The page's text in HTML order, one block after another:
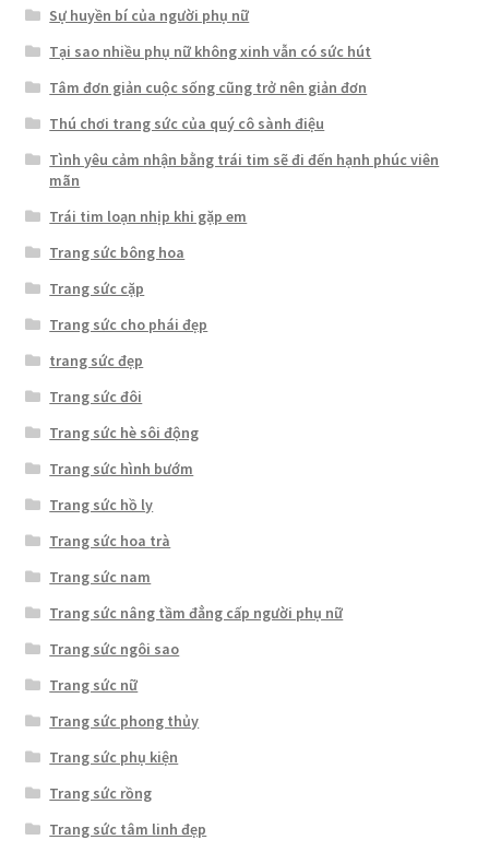
Sự huyền bí của người phụ nữ
Tại sao nhiều phụ nữ không xinh vẫn có sức hút
Tâm đơn giản cuộc sống cũng trở nên giản đơn
Thú chơi trang sức của quý cô sành điệu
Tình yêu cảm nhận bằng trái tim sẽ đi đến hạnh phúc viên
mãn
Trái tim loạn nhịp khi gặp em
Trang sức bông hoa
Trang sức cặp
Trang sức cho phái đẹp
trang sức đẹp
Trang sức đôi
Trang sức hè sôi động
Trang sức hình bướm
Trang sức hồ ly
Trang sức hoa trà
Trang sức nam
Trang sức nâng tầm đẳng cấp người phụ nữ
Trang sức ngôi sao
Trang sức nữ
Trang sức phong thủy
Trang sức phụ kiện
Trang sức rồng
Trang sức tâm linh đẹp